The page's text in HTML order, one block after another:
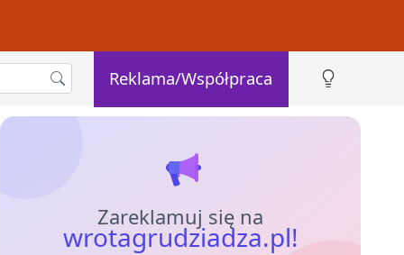
Reklama/Współpraca
Zareklamuj się na
wrotagrudziadza.pl!